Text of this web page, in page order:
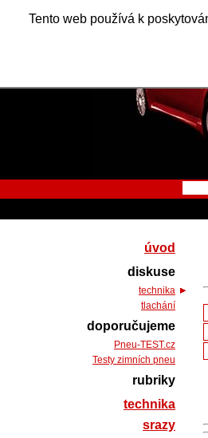
Tento web používá k
úvod
diskuse
technika
tlachání
doporučujeme
Pneu-TEST.cz
Testy zimních pneu
rubriky
technika
srazy